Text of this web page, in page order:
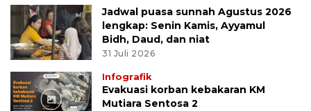
Jadwal puasa sunnah Agustus 2026
lengkap: Senin Kamis, Ayyamul
Bidh, Daud, dan niat
31 Juli 2026
Infografik
Evakuasi korban kebakaran KM
Mutiara Sentosa 2